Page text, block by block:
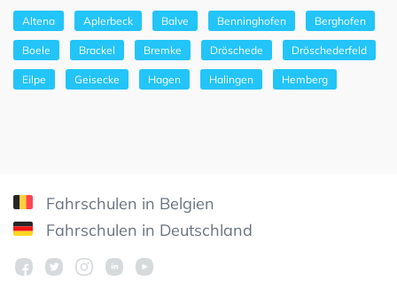
Altena Aplerbeck Balve Benninghofen Berghofen
Boele Brackel Bremke Dröschede Dröschederfeld
Eilpe Geisecke Hagen Halingen Hemberg
Fahrschulen in Belgien
Fahrschulen in Deutschland